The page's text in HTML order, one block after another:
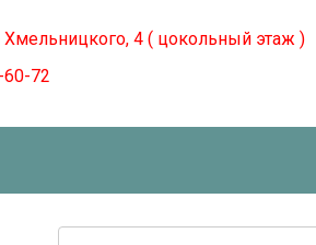
Хмельницкого, 4 ( цокольный этаж )
60-72